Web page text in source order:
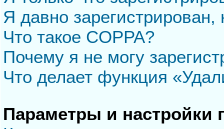
Я давно
Что такое COPPA?
Почему я не могу
Что делает функция
Параметры и настройки